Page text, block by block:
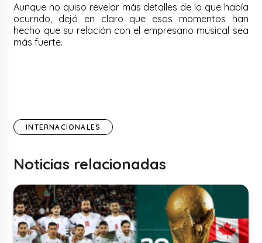
Aunque no quiso revelar más detalles de lo que había
ocurrido, dejó en claro que esos momentos han
hecho que su relación con el empresario musical sea
más fuerte.
INTERNACIONALES
Noticias relacionadas